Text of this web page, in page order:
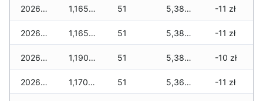
2026-04-20 1,165 zł 51 5,380 zł -11 zł
2026-04-19 1,165 zł 51 5,380 zł -11 zł
2026-04-18 1,190 zł 51 5,380 zł -10 zł
2026-04-17 1,170 zł 51 5,360 zł -11 zł